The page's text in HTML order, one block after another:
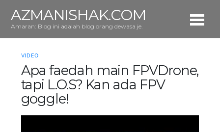
AZMANISHAK.COM
Amaran: Blog ini adalah blog orang dewasa je.
VIDEO
Apa faedah main FPVDrone,
tapi L.O.S? Kan ada FPV
goggle!